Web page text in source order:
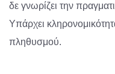
δε γνωρίζει την
Υπάρχει
πληθυσμού.